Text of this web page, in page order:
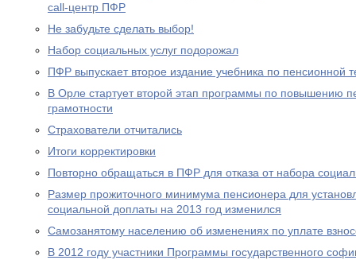
call-центр ПФР
Не забудьте сделать выбор!
Набор социальных услуг подорожал
ПФР выпускает второе издание учебника по пенсионной
В Орле стартует второй этап программы по повышению
грамотности
Страхователи отчитались
Итоги корректировки
Повторно обращаться в ПФР для отказа от набора
Размер прожиточного минимума пенсионера для
социальной доплаты на 2013 год изменился
Самозанятому населению об изменениях по уплате
В 2012 году участники Программы государственного